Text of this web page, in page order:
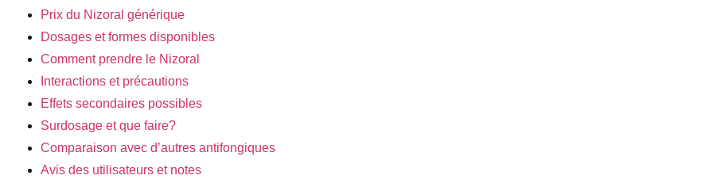
Prix du Nizoral générique
Dosages et formes disponibles
Comment prendre le Nizoral
Interactions et précautions
Effets secondaires possibles
Surdosage et que faire?
Comparaison avec d’autres antifongiques
Avis des utilisateurs et notes